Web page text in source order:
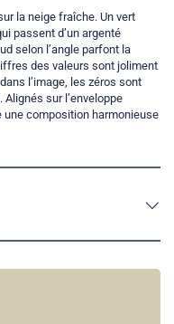
la neige fraîche. Un vert
passent d’un argenté
selon l’angle parfont la
des valeurs sont joliment
l’image, les zéros sont
sur l’enveloppe
composition harmonieuse